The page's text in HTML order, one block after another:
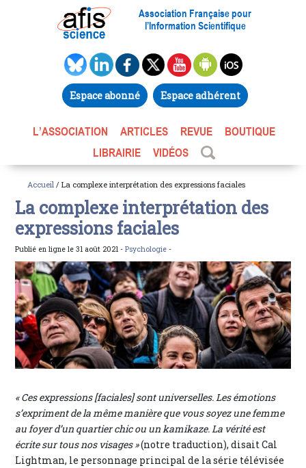
Association Française pour
l’Information Scientifique
Espace abonné Espace adhérent
L’ASSOCIATION ARTICLES REVUE
BOUTIQUE
LIBRAIRIE
VIDÉOS
Accueil / La complexe interprétation des expressions faciales
La complexe interprétation des
expressions faciales
Publié en ligne le 31 août 2021 -Psychologie -
« Ces expressions [faciales] sont universelles. Les émotions
s’expriment de la même manière que vous soyez une femme
au foyer d’un quartier chic ou un kamikaze. La vérité est
écrite sur tous nos visages »(notre traduction), disait Cal
Lightman, le personnage principal de la série télévisée